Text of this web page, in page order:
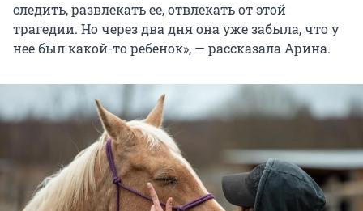
следить, развлекать ее, отвлекать от этой
трагедии. Но через два дня она уже забыла, что у
нее был какой-то ребенок», — рассказала Арина.